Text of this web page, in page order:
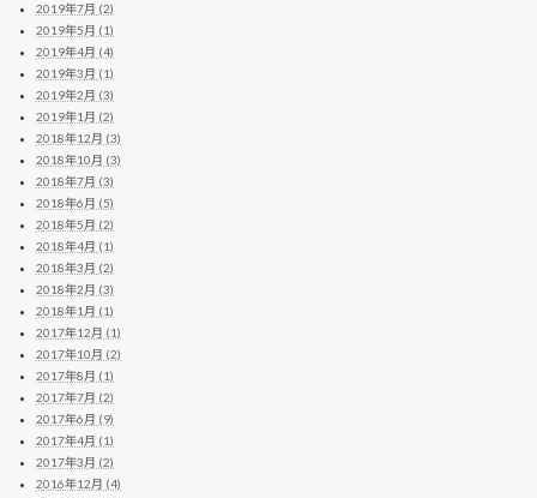
2019年7月 (2)
2019年5月 (1)
2019年4月 (4)
2019年3月 (1)
2019年2月 (3)
2019年1月 (2)
2018年12月 (3)
2018年10月 (3)
2018年7月 (3)
2018年6月 (5)
2018年5月 (2)
2018年4月 (1)
2018年3月 (2)
2018年2月 (3)
2018年1月 (1)
2017年12月 (1)
2017年10月 (2)
2017年8月 (1)
2017年7月 (2)
2017年6月 (9)
2017年4月 (1)
2017年3月 (2)
2016年12月 (4)